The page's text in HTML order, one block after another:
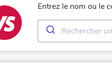
Entrez le nom ou le